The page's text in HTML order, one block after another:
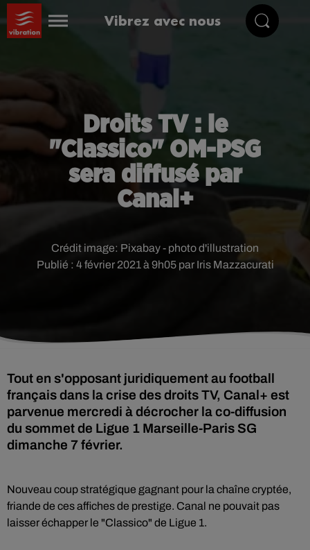
Vibrez avec nous
Droits TV : le
"Classico" OM-PSG
sera diffusé par
Canal+
Publié : 4 février 2021 à 9h05 par Iris Mazzacurati
Crédit image: Pixabay - photo d'illustration
Tout en s'opposant juridiquement au football
français dans la crise des droits TV, Canal+ est
parvenue mercredi à décrocher la co-diffusion
du sommet de Ligue 1 Marseille-Paris SG
dimanche 7 février.
Nouveau coup stratégique gagnant pour la chaîne cryptée,
friande de ces affiches de prestige. Canal ne pouvait pas
laisser échapper le "Classico" de Ligue 1.